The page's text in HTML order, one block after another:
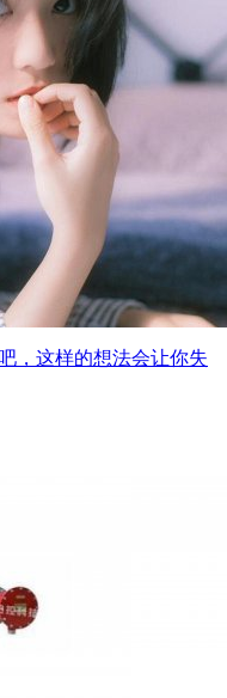
，这样的想法会让你失